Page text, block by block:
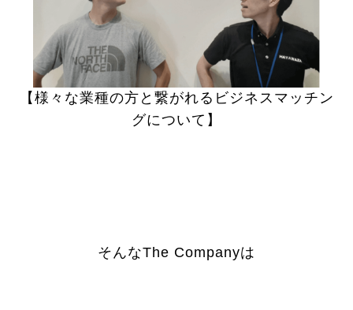
【様々な業種の方と繋がれるビジネスマッチン
グについて】
そんなThe Companyは